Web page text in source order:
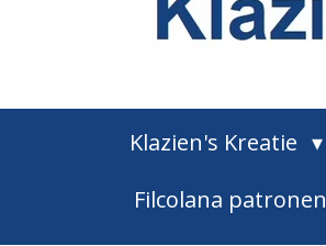
Klazien's Kreatie
Filcolana patronen